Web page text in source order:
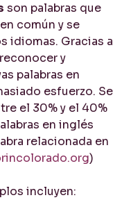
son palabras que
común y se
idiomas. Gracias a
y
palabras en
esfuerzo. Se
el 30% y el 40%
en inglés
relacionada en
)
incluyen: